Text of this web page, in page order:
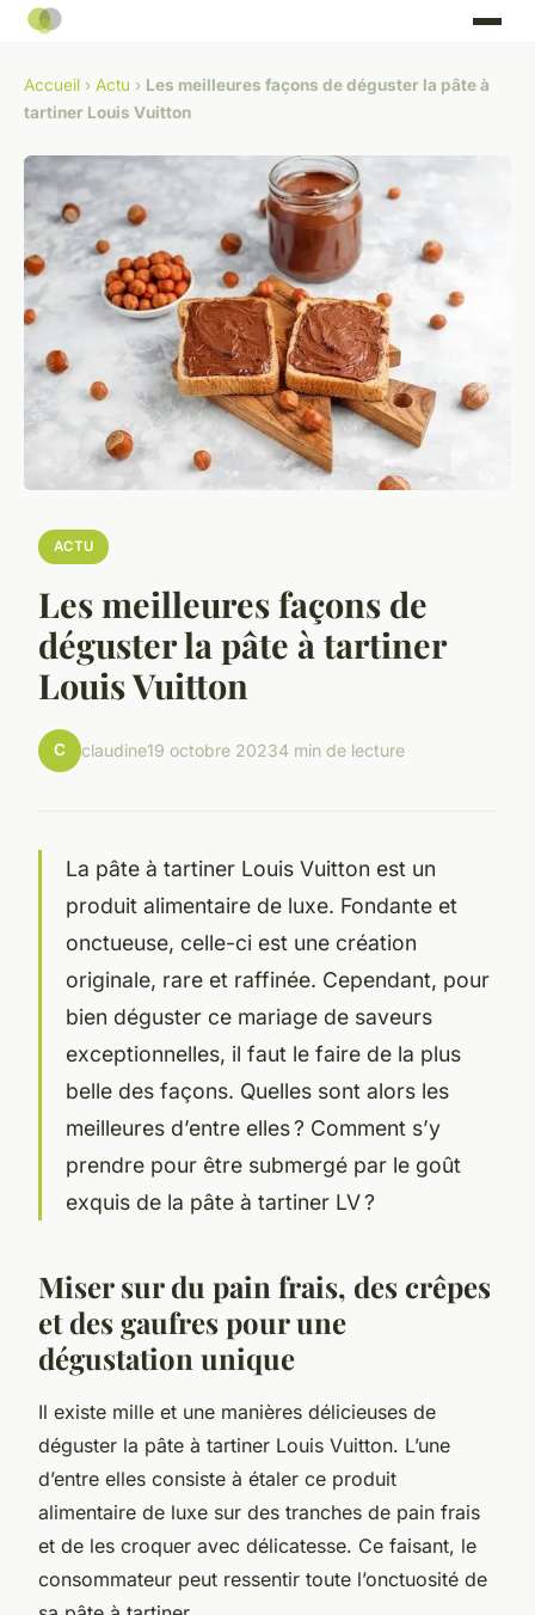
Accueil › Actu › Les meilleures façons de déguster la pâte à
tartiner Louis Vuitton
ACTU
Les meilleures façons de
déguster la pâte à tartiner
Louis Vuitton
C claudine19 octobre 20234 min de lecture
La pâte à tartiner Louis Vuitton est un
produit alimentaire de luxe. Fondante et
onctueuse, celle-ci est une création
originale, rare et raffinée. Cependant, pour
bien déguster ce mariage de saveurs
exceptionnelles, il faut le faire de la plus
belle des façons. Quelles sont alors les
meilleures d’entre elles ? Comment s’y
prendre pour être submergé par le goût
exquis de la pâte à tartiner LV ?
Miser sur du pain frais, des crêpes
et des gaufres pour une
dégustation unique
Il existe mille et une manières délicieuses de
déguster la pâte à tartiner Louis Vuitton. L’une
d’entre elles consiste à étaler ce produit
alimentaire de luxe sur des tranches de pain frais
et de les croquer avec délicatesse. Ce faisant, le
consommateur peut ressentir toute l’onctuosité de